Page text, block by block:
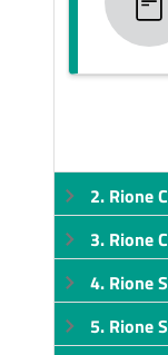
2. Rione
3. Rione
4. Rione
5. Rione